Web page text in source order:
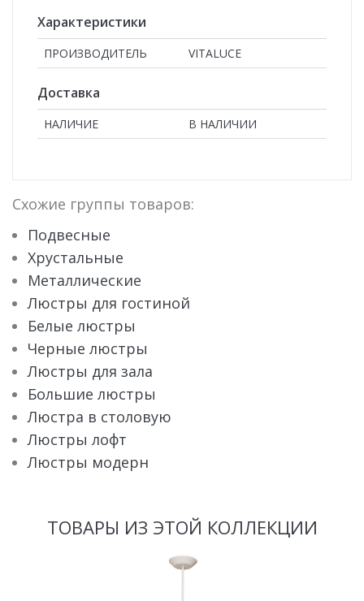
Характеристики
ПРОИЗВОДИТЕЛЬ VITALUCE
Доставка
НАЛИЧИЕ В НАЛИЧИИ
Схожие группы товаров:
Подвесные
Хрустальные
Металлические
Люстры для гостиной
Белые люстры
Черные люстры
Люстры для зала
Большие люстры
Люстра в столовую
Люстры лофт
Люстры модерн
ТОВАРЫ ИЗ ЭТОЙ КОЛЛЕКЦИИ